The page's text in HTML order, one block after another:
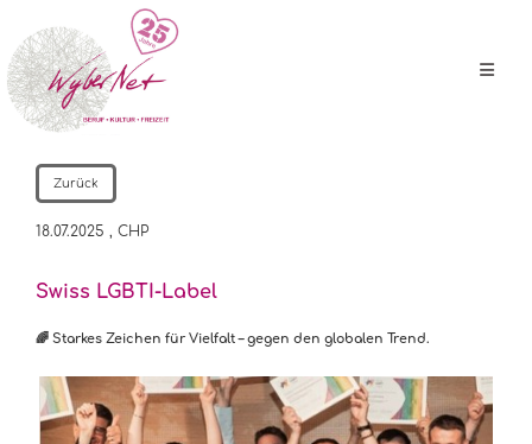
Zurück
18.07.2025 , CHP
Swiss LGBTI-Label
🌈 Starkes Zeichen für Vielfalt – gegen den globalen Trend.